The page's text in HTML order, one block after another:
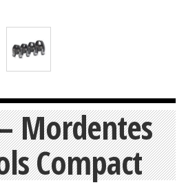
Mordentes
Compact